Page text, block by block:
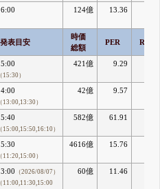
124億 13.36
発表目安
時価
総額
PER ROE
（15:30）
421億 9.29
（13:00,13:30）
42億 9.57
（15:00,15:50,16:10）
582億 61.91
（11:20,15:00）
4616億 15.76
（2026/08/07）
（11:00,11:30,15:00
60億 11.46